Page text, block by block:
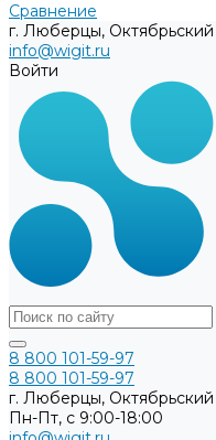
Сравнение
г. Люберцы, Октябрьский
info@wigit.ru
Войти
8 800 101-59-97
8 800 101-59-97
г. Люберцы, Октябрьский
Пн-Пт, с 9:00-18:00